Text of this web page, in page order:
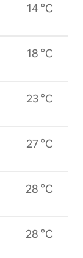
14 °C
18 °C
23 °C
27 °C
28 °C
28 °C